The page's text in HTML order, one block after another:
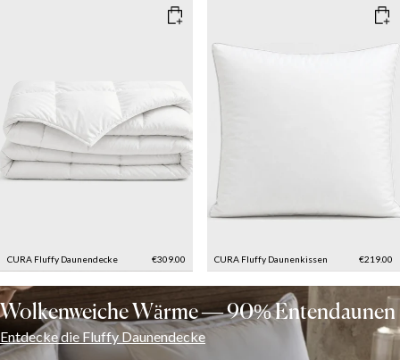
CURA Fluffy Daunendecke €309.00 CURA Fluffy Daunenkissen €219.00
Wolkenweiche Wärme — 90% Entendaunen
Entdecke die Fluffy Daunendecke